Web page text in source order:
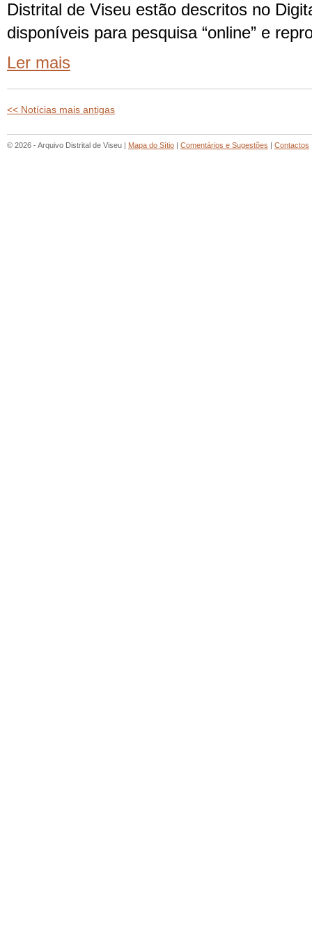
Distrital de Viseu estão descritos no
disponíveis para pesquisa “online” e
Ler mais
<< Notícias mais antigas
© 2026 - Arquivo Distrital de Viseu | Mapa do Sítio | Comentários e Sugestões | Contactos